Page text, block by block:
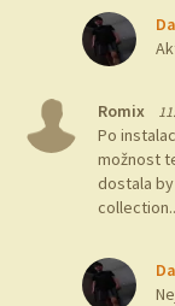
Romix
Po
možnost
dostala by